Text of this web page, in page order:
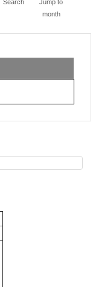
Search
Jump to
month